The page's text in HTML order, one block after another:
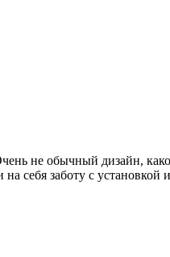
не обычный дизайн,
на себя заботу с